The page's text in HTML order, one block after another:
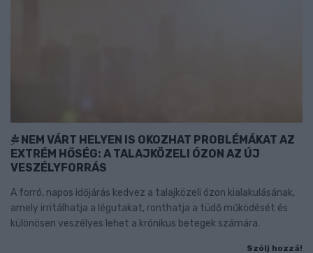
NEM VÁRT HELYEN IS OKOZHAT PROBLÉMÁKAT AZ
EXTRÉM HŐSÉG: A TALAJKÖZELI ÓZON AZ ÚJ
VESZÉLYFORRÁS
A forró, napos időjárás kedvez a talajközeli ózon kialakulásának,
amely irritálhatja a légutakat, ronthatja a tüdő működését és
különösen veszélyes lehet a krónikus betegek számára.
Szólj hozzá!